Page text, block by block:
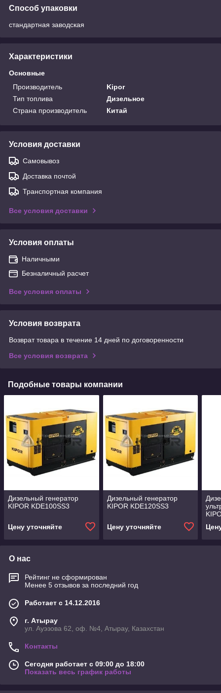
Способ упаковки
стандартная заводская
Характеристики
Основные
Производитель
Kipor
Тип топлива
Дизельное
Страна производитель
Китай
Условия доставки
Самовывоз
Доставка почтой
Транспортная компания
Все условия доставки
Условия оплаты
Наличными
Безналичный расчет
Все условия оплаты
Условия возврата
Возврат товара в течение 14 дней по договоренности
Все условия возврата
Подобные товары компании
Дизельный генератор
KIPOR KDE100SS3
Цену уточняйте
Дизельный генератор
KIPOR KDE120SS3
Цену уточняйте
О нас
Рейтинг не сформирован
Менее 5 отзывов за последний год
Работает с 14.12.2016
г. Атырау
ул. Ауэзова 62, оф. №4, Атырау, Казахстан
Контакты
Сегодня работает с 09:00 до 18:00
Показать весь график работы